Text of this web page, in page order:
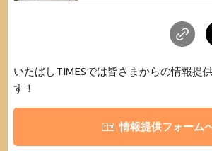
いたばしTIMESでは皆さまからの情報提
す！
情報提供フォーム